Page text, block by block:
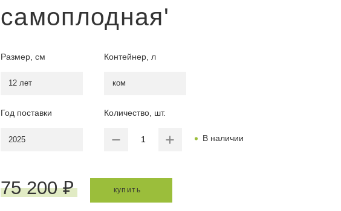
самоплодная'
Размер, см
12 лет
Контейнер, л
ком
Год поставки
2025
Количество, шт.
В наличии
75 200 ₽ купить